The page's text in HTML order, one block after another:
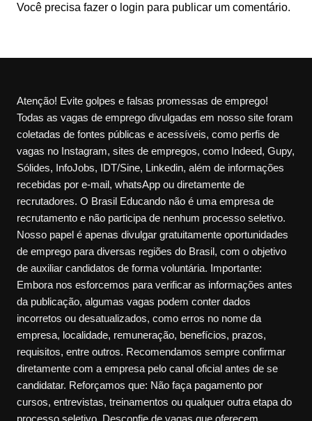
Você precisa fazer o login para publicar um comentário.
Atenção! Evite golpes e falsas promessas de emprego!
Todas as vagas de emprego divulgadas em nosso site foram
coletadas de fontes públicas e acessíveis, como perfis de
vagas no Instagram, sites de empregos, como Indeed, Gupy,
Sólides, InfoJobs, IDT/Sine, Linkedin, além de informações
recebidas por e-mail, whatsApp ou diretamente de
recrutadores. O Brasil Educando não é uma empresa de
recrutamento e não participa de nenhum processo seletivo.
Nosso papel é apenas divulgar gratuitamente oportunidades
de emprego para diversas regiões do Brasil, com o objetivo
de auxiliar candidatos de forma voluntária. Importante:
Embora nos esforcemos para verificar as informações antes
da publicação, algumas vagas podem conter dados
incorretos ou desatualizados, como erros no nome da
empresa, localidade, remuneração, benefícios, prazos,
requisitos, entre outros. Recomendamos sempre confirmar
diretamente com a empresa pelo canal oficial antes de se
candidatar. Reforçamos que: Não faça pagamento por
cursos, entrevistas, treinamentos ou qualquer outra etapa do
processo seletivo. Desconfie de vagas que oferecem